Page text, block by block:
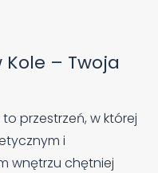
– Twoja
przestrzeń, w której
i
wnętrzu chętniej